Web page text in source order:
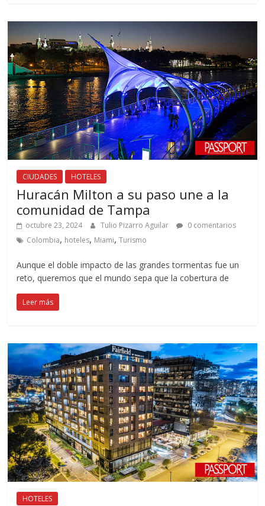
CIUDADES HOTELES
Huracán Milton a su paso une a la
comunidad de Tampa
octubre 23, 2024 Tulio Pizarro Aguilar
0 comentarios
Colombia, hoteles, Miami,Turismo
Aunque el doble impacto de las grandes tormentas fue un
reto, queremos que el mundo sepa que la cobertura de
Leer más
HOTELES